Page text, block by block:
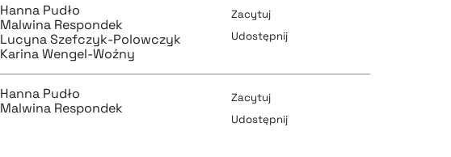
Hanna Pudło
Malwina Respondek
Lucyna Szefczyk-Polowczyk
Karina Wengel-Woźny
Zacytuj
Udostępnij
Hanna Pudło
Malwina Respondek
Zacytuj
Udostępnij